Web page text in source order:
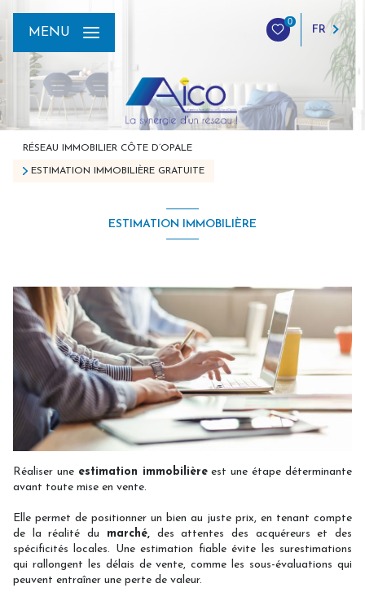
0
FR
MENU
RÉSEAU IMMOBILIER CÔTE D’OPALE
ESTIMATION IMMOBILIÈRE GRATUITE
ESTIMATION IMMOBILIÈRE
Réaliser une estimation immobilièreest une étape déterminante
avant toute mise en vente.
Elle permet de positionner un bien au juste prix, en tenant compte
de la réalité du marché,des attentes des acquéreurs et des
spécificités locales. Une estimation fiable évite les surestimations
qui rallongent les délais de vente, comme les sous-évaluations qui
peuvent entraîner une perte de valeur.